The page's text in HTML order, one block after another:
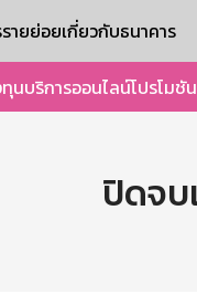
ายย่อยเกี่ยวกับธนาคาร
นบริการออนไลน์โปรโมชั
ปิดจบ